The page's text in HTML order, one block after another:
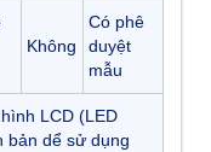
Không
Có phê
duyệt
mẫu
LCD (LED
bản dể sử dụng